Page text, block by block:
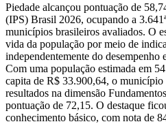
Piedade alcançou pontuação de
(IPS) Brasil 2026, ocupando a
municípios brasileiros avaliados. O
vida da população por meio de
independentemente do desempenho
Com uma população estimada em
capita de R$ 33.900,64, o município
resultados na dimensão
pontuação de 72,15. O destaque
conhecimento básico, com nota de